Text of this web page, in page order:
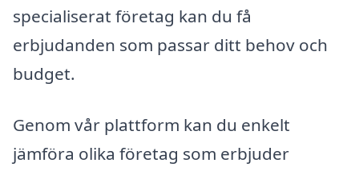
specialiserat företag kan du få
erbjudanden som passar ditt behov och
budget.
Genom vår plattform kan du enkelt
jämföra olika företag som erbjuder